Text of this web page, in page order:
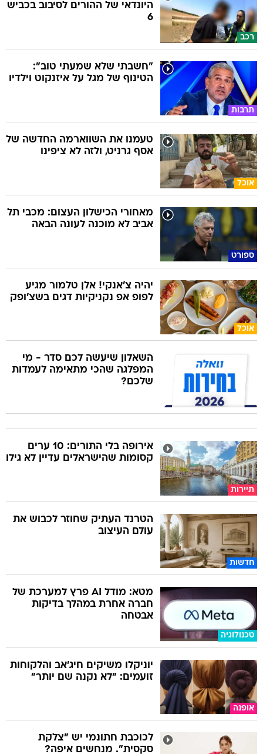
רכב
היונדאי של ההורים לסיבוב בכביש
6
תרבות
"חשבתי שלא שמעתי טוב":
הטינוף של מגל על איזנקוט וילדיו
אוכל
טעמנו את השווארמה החדשה של
אסף גרניט, ולזה לא ציפינו
ספורט
מאחורי הכישלון העצום: מכבי תל
אביב לא מוכנה לעונה הבאה
אוכל
יהיה צ'אנקי! אלן טלמור מגיע
לפופ אפ נקניקיות דגים בשצ'ופק
השאלון שיעשה לכם סדר - מי
המפלגה שהכי מתאימה לעמדות
שלכם?
תיירות
אירופה בלי התורים: 10 ערים
קסומות שהישראלים עדיין לא גילו
חדשות
הטרנד העתיק שחוזר לכבוש את
עולם העיצוב
טכנולוגיה
מטא: מודל AI פרץ למערכת של
חברה אחרת במהלך בדיקות
אבטחה
אופנה
יוניקלו משיקים חיג'אב והלקוחות
זועמים: "לא נקנה שם יותר"
לכוכבת חתונמי יש "צלקת
סקסית". מנחשים איפה?